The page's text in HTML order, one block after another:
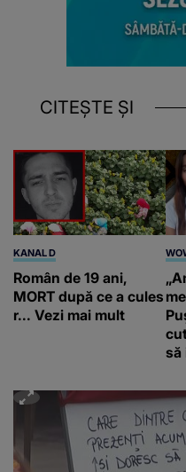
CITEȘTE ȘI
KANAL D
Român de 19 ani,
MORT după ce a cules
r... Vezi mai mult
să